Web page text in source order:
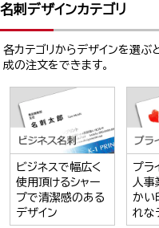
名刺デザインカテゴリ
各カテゴリからデザインを選
成の注文をできます。
ビジネスで幅広く
使用頂けるシャー
プで清潔感のある
デザイン
プラ
人事
かい
れな